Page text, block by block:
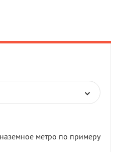
наземное метро по примеру